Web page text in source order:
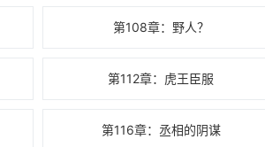
第108章：野人？
第112章：虎王臣服
第116章：丞相的阴谋